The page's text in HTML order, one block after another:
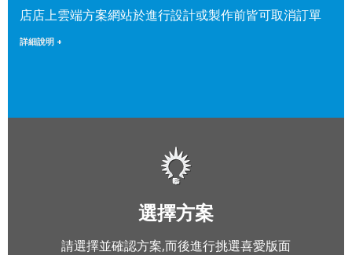
店店上雲端方案網站於進行設計或製作前皆可取消訂單
詳細說明 +
選擇方案
請選擇並確認方案,而後進行挑選喜愛版面